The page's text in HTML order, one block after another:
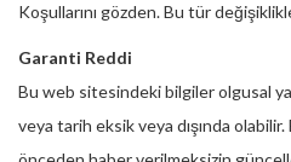
Koşullarını gözden. Bu tür
Garanti Reddi
Bu web sitesindeki bilgiler olgusal
veya tarih eksik veya dışında